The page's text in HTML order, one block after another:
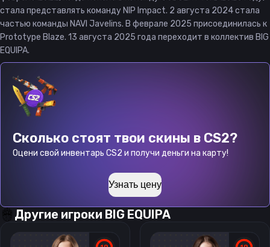
стала представлять команду NIP Impact. 2 августа 2024 стала
частью команды NAVI Javelins. В феврале 2025 присоединилась к
Prototype Blaze. 13 августа 2025 года переходит в коллектив BIG
EQUIPA.
Сколько стоят твои скины в CS2?
Оцени свой инвентарь CS2 и получи деньги на карту!
Узнать цену
Другие игроки BIG EQUIPA